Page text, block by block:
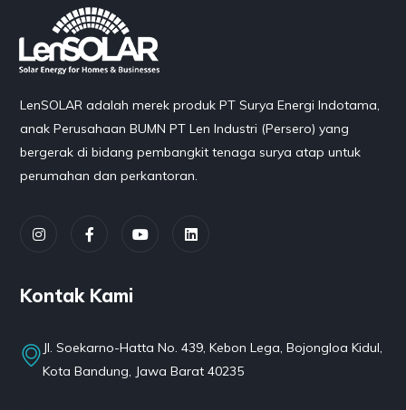
LenSOLAR adalah merek produk PT Surya Energi Indotama,
anak Perusahaan BUMN PT Len Industri (Persero) yang
bergerak di bidang pembangkit tenaga surya atap untuk
perumahan dan perkantoran.
Kontak Kami
Jl. Soekarno-Hatta No. 439, Kebon Lega, Bojongloa Kidul,
Kota Bandung, Jawa Barat 40235